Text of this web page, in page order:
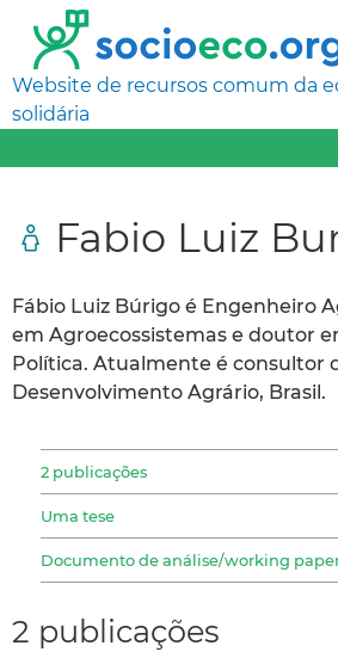
Website de recursos comum da
solidária
Fabio Luiz
Fábio Luiz Búrigo é Engenheiro
em Agroecossistemas e doutor
Política. Atualmente é consultor
Desenvolvimento Agrário, Brasil.
2 publicações
Uma tese
Documento de análise/working
2 publicações